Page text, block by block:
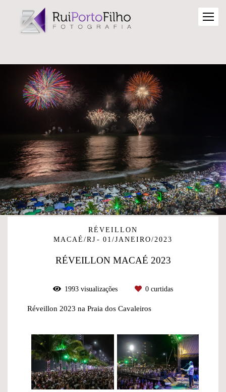
RÉVEILLON
MACAÉ/RJ
01/JANEIRO/2023
RÉVEILLON MACAÉ 2023
1993 visualizações 0 curtidas
Réveillon 2023 na Praia dos Cavaleiros